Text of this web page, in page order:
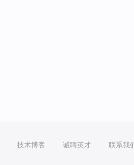
技术博客 诚聘英才 联系我